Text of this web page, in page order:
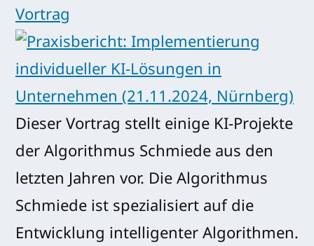
Vortrag
Dieser Vortrag stellt einige KI-Projekte
der Algorithmus Schmiede aus den
letzten Jahren vor. Die Algorithmus
Schmiede ist spezialisiert auf die
Entwicklung intelligenter Algorithmen.